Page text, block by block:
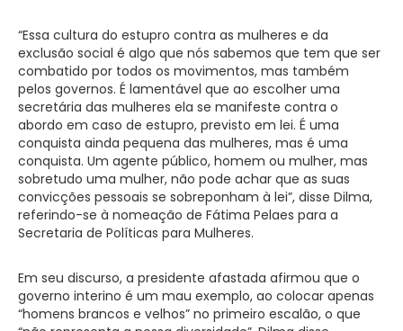
“Essa cultura do estupro contra as mulheres e da
exclusão social é algo que nós sabemos que tem que ser
combatido por todos os movimentos, mas também
pelos governos. É lamentável que ao escolher uma
secretária das mulheres ela se manifeste contra o
abordo em caso de estupro, previsto em lei. É uma
conquista ainda pequena das mulheres, mas é uma
conquista. Um agente público, homem ou mulher, mas
sobretudo uma mulher, não pode achar que as suas
convicções pessoais se sobreponham à lei”, disse Dilma,
referindo-se à nomeação de Fátima Pelaes para a
Secretaria de Políticas para Mulheres.
Em seu discurso, a presidente afastada afirmou que o
governo interino é um mau exemplo, ao colocar apenas
“homens brancos e velhos” no primeiro escalão, o que